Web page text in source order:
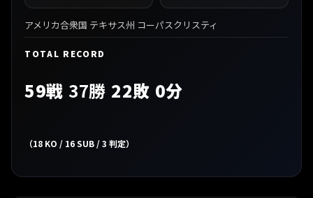
アメリカ合衆国 テキサス州 コーパスクリスティ
TOTAL RECORD
59戦 37勝 22敗 0分
（18 KO / 16 SUB / 3 判定）